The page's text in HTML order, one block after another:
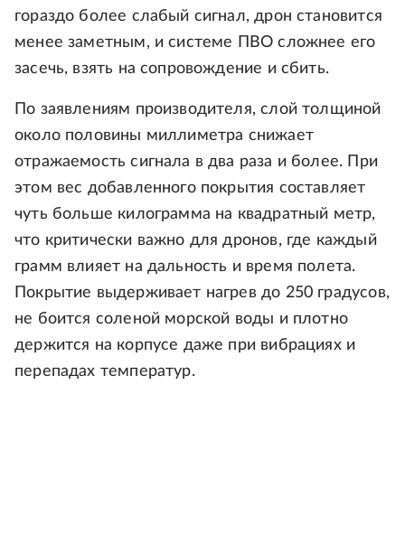
гораздо более слабый сигнал, дрон становится
менее заметным, и системе ПВО сложнее его
засечь, взять на сопровождение и сбить.
По заявлениям производителя, слой толщиной
около половины миллиметра снижает
отражаемость сигнала в два раза и более. При
этом вес добавленного покрытия составляет
чуть больше килограмма на квадратный метр,
что критически важно для дронов, где каждый
грамм влияет на дальность и время полета.
Покрытие выдерживает нагрев до 250 градусов,
не боится соленой морской воды и плотно
держится на корпусе даже при вибрациях и
перепадах температур.